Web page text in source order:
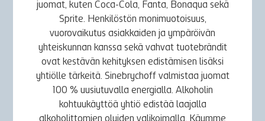
juomat, kuten Coca-Cola, Fanta, Bonaqua sekä
Sprite. Henkilöstön monimuotoisuus,
vuorovaikutus asiakkaiden ja ympäröivän
yhteiskunnan kanssa sekä vahvat tuotebrändit
ovat kestävän kehityksen edistämisen lisäksi
yhtiölle tärkeitä. Sinebrychoff valmistaa juomat
100 % uusiutuvalla energialla. Alkoholin
kohtuukäyttöä yhtiö edistää laajalla